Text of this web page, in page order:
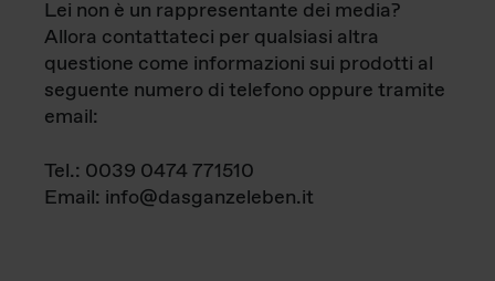
Lei non è un rappresentante dei media?
Allora contattateci per qualsiasi altra
questione come informazioni sui prodotti al
seguente numero di telefono oppure tramite
email:
Tel.: 0039 0474 771510
Email: info@dasganzeleben.it